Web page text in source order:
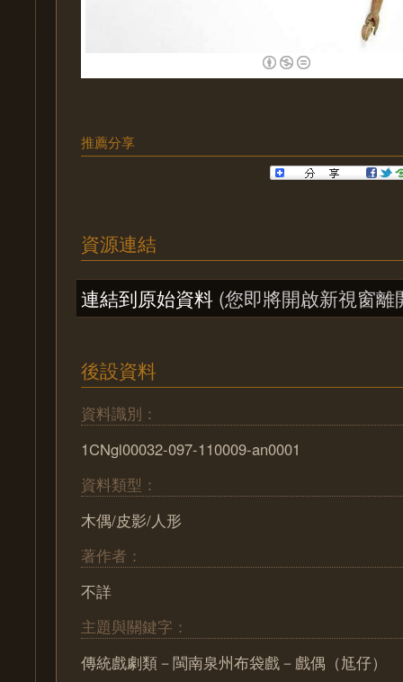
推薦分享
資源連結
連結到原始資料 (您即將開啟新視窗離
後設資料
資料識別：
1CNgl00032-097-110009-an0001
資料類型：
木偶/皮影/人形
著作者：
不詳
主題與關鍵字：
傳統戲劇類－閩南泉州布袋戲－戲偶（尪仔）